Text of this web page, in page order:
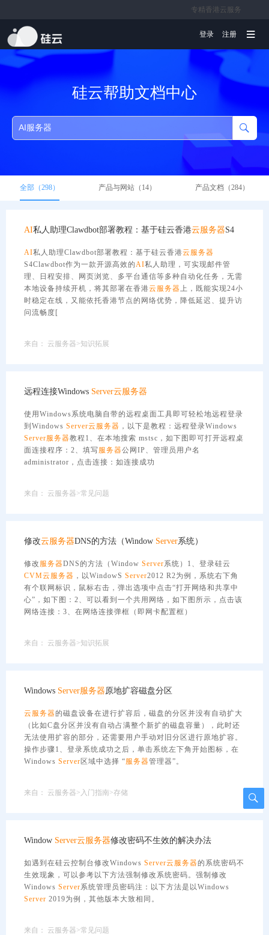
专精香港云服务
文档
登录 注册
硅云帮助文档中心
全部（298） 产品与网站（14） 产品文档（284）
AI私人助理Clawdbot部署教程：基于硅云香港云服务器S4
AI私人助理Clawdbot部署教程：基于硅云香港云服务器
S4Clawdbot作为一款开源高效的AI私人助理，可实现邮件管
理、日程安排、网页浏览、多平台通信等多种自动化任务，无需
本地设备持续开机，将其部署在香港云服务器上，既能实现24小
时稳定在线，又能依托香港节点的网络优势，降低延迟、提升访
问流畅度[
来自： 云服务器>知识拓展
远程连接Windows Server云服务器
使用Windows系统电脑自带的远程桌面工具即可轻松地远程登录
到Windows Server云服务器 ，以下是教程：远程登录Windows
Server服务器教程1、在本地搜索 mstsc，如下图即可打开远程桌
面连接程序：2、填写服务器公网IP、管理员用户名
administrator，点击连接：如连接成功
来自： 云服务器>常见问题
修改云服务器DNS的方法（Window Server系统）
修改 服务器DNS的方法（Window Server系统）1、登录硅云
CVM云服务器 ，以WindowS Server2012 R2为例，系统右下角
有个联网标识，鼠标右击，弹出选项中点击“打开网络和共享中
心”，如下图：2、可以看到一个共用网络，如下图所示，点击该
网络连接：3、在网络连接弹框（即网卡配置框）
来自： 云服务器>知识拓展
Windows Server服务器原地扩容磁盘分区
云服务器的磁盘设备在进行扩容后，磁盘的分区并没有自动扩大
（比如C盘分区并没有自动占满整个新扩的磁盘容量），此时还
无法使用扩容的部分，还需要用户手动对旧分区进行原地扩容。
操作步骤1、登录系统成功之后，单击系统左下角开始图标，在
Windows Server 区域中选择 “服务器管理器”。
来自： 云服务器>入门指南>存储
Window Server云服务器修改密码不生效的解决办法
如遇到在硅云控制台修改Windows Server云服务器的系统密码不
生效现象，可以参考以下方法强制修改系统密码。强制修改
Windows Server系统管理员密码注：以下方法是以Windows
Server 2019为例，其他版本大致相同。
来自： 云服务器>常见问题